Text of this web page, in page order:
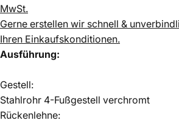
MwSt.
Gerne erstellen wir schnell &
Ihren Einkaufskonditionen.
Ausführung:
Gestell:
Stahlrohr 4-Fußgestell verchromt
Rückenlehne: